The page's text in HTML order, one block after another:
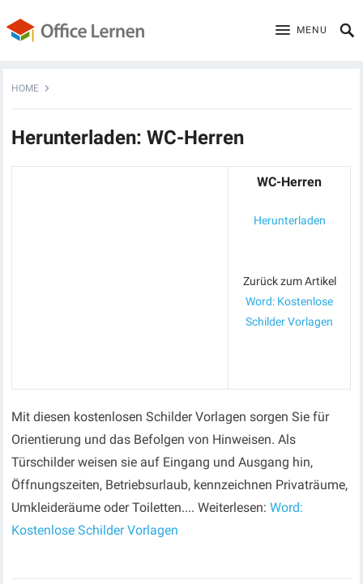
MENU
HOME
Herunterladen: WC-Herren
WC-Herren
Herunterladen
Zurück zum Artikel
Word: Kostenlose
Schilder Vorlagen
Mit diesen kostenlosen Schilder Vorlagen sorgen Sie für
Orientierung und das Befolgen von Hinweisen. Als
Türschilder weisen sie auf Eingang und Ausgang hin,
Öffnungszeiten, Betriebsurlaub, kennzeichnen Privaträume,
Umkleideräume oder Toiletten.... Weiterlesen:Word:
Kostenlose Schilder Vorlagen